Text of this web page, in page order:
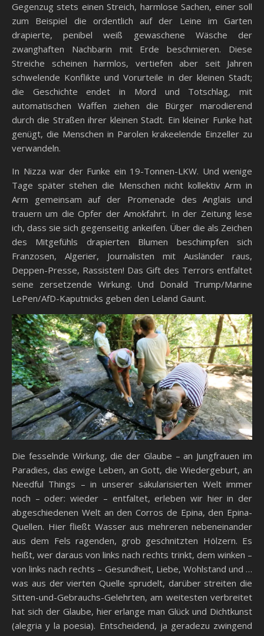
Gegenzug stets einen Streich, harmlose Sachen, einer soll
zum Beispiel die ordentlich auf der Leine im Garten
drapierte, penibel weiß gewaschene Wäsche der
zwanghaften Nachbarin mit Erde beschmieren. Diese
Streiche scheinen harmlos, vertiefen aber seit Jahren
schwelende Konflikte und Vorurteile in der kleinen Stadt;
die Geschichte endet in Mord und Totschlag, mit
automatischen Waffen ziehen die Bürger marodierend
durch die Straßen ihrer kleinen Stadt. Ein kleiner Funke hat
genügt, die Menschen in Parolen krakeelende Einzeller zu
verwandeln.
In Nizza war der Funke ein 19-Tonnen-LKW. Und wenige
Tage später stehen die Menschen nicht kollektiv Arm in
Arm gemeinsam auf der Promenade des Anglais und
trauern um die Opfer der Amokfahrt. In der Zeitung lese
ich, dass sie sich gegenseitig ankeifen. Über die als Zeichen
des Mitgefühls drapierten Blumen beschimpfen sich
Franzosen, Algerier, Journalisten mit Ausländer raus,
Deppen-Presse, Rassisten! Das Gift des Terrors entfaltet
seine zersetzende Wirkung. Und Donald Trump/Marine
LePen/AfD-Kaputnicks geben den Leland Gaunt.
Die fesselnde Wirkung, die der Glaube – an Jungfrauen im
Paradies, das ewige Leben, an Gott, die Wiedergeburt, an
Needful Things – in unserer säkularisierten Welt immer
noch – oder: wieder – entfaltet, erleben wir hier in der
abgeschiedenen Welt an den Corros de Epina, den Epina-
Quellen. Hier fließt Wasser aus mehreren nebeneinander
aus dem Fels ragenden, grob geschnitzten Hölzern. Es
heißt, wer daraus von links nach rechts trinkt, dem winken –
von links nach rechts – Gesundheit, Liebe, Wohlstand und …
was aus der vierten Quelle sprudelt, darüber streiten die
Sitten-und-Gebrauchs-Gelehrten, am weitesten verbreitet
hat sich der Glaube, hier erlange man Glück und Dichtkunst
(alegria y la poesia). Entscheidend, ja geradezu zwingend